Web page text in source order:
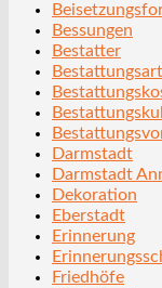
Bessungen
Bestatter
Darmstadt
Darmstadt
Dekoration
Eberstadt
Erinnerung
Friedhöfe